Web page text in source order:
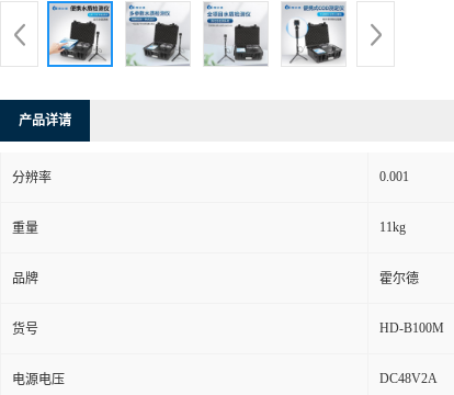
产品详请
分辨率 0.001
重量 11kg
品牌 霍尔德
货号 HD-B100M
电源电压 DC48V2A